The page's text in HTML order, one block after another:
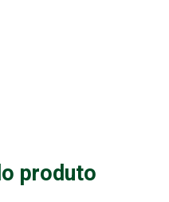
produto